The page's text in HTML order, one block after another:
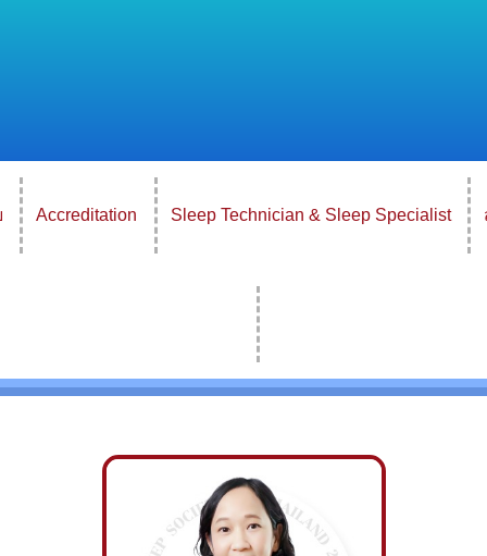
Accreditation Sleep Technician & Sleep Specialist
รรมการบริหารสมาคมโรคจากการหลับ